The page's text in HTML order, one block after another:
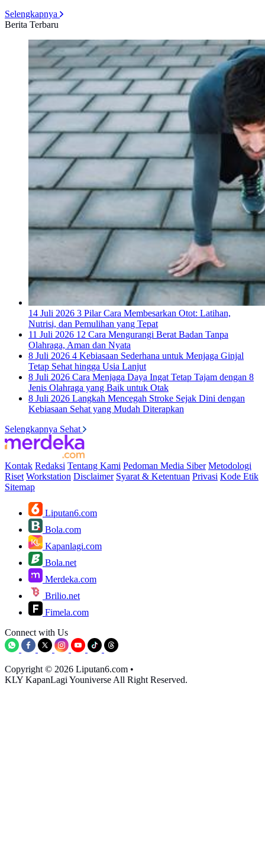
Selengkapnya
Berita Terbaru
14 Juli 2026 3 Pilar Cara Membesarkan Otot: Latihan,
Nutrisi, dan Pemulihan yang Tepat
11 Juli 2026 12 Cara Mengurangi Berat Badan Tanpa
Olahraga, Aman dan Nyata
8 Juli 2026 4 Kebiasaan Sederhana untuk Menjaga Ginjal
Tetap Sehat hingga Usia Lanjut
8 Juli 2026 Cara Menjaga Daya Ingat Tetap Tajam dengan 8
Jenis Olahraga yang Baik untuk Otak
8 Juli 2026 Langkah Mencegah Stroke Sejak Dini dengan
Kebiasaan Sehat yang Mudah Diterapkan
Selengkapnya Sehat
Kontak Redaksi Tentang Kami Pedoman Media Siber Metodologi
Riset Workstation Disclaimer Syarat & Ketentuan Privasi Kode Etik
Sitemap
Liputan6.com
Bola.com
Kapanlagi.com
Bola.net
Merdeka.com
Brilio.net
Fimela.com
Connect with Us
Copyright © 2026 Liputan6.com •
KLY KapanLagi Youniverse All Right Reserved.